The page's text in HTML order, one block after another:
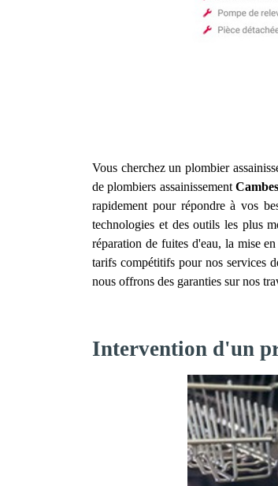
Vous cherchez un plombier
de plombiers assainissement Cambes
rapidement pour répondre à vos
technologies et des outils les plus
réparation de fuites d'eau, la mise
tarifs compétitifs pour nos services
nous offrons des garanties sur nos
Intervention d'un